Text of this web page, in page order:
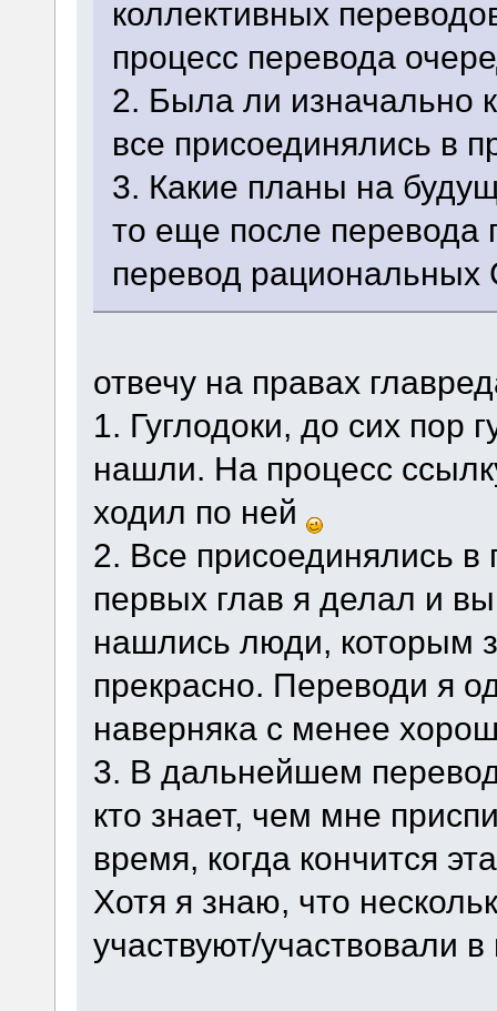
коллективных
процесс перевода
2. Была ли изначально
все присоединялись в
3. Какие планы на
то еще после перевода
перевод рациональных
отвечу на правах
1. Гуглодоки, до сих пор
нашли. На процесс
ходил по ней
2. Все присоединялись
первых глав я делал и
нашлись люди, которым
прекрасно. Переводи я
наверняка с менее
3. В дальнейшем
кто знает, чем мне
время, когда кончится
Хотя я знаю, что
участвуют/участвовали